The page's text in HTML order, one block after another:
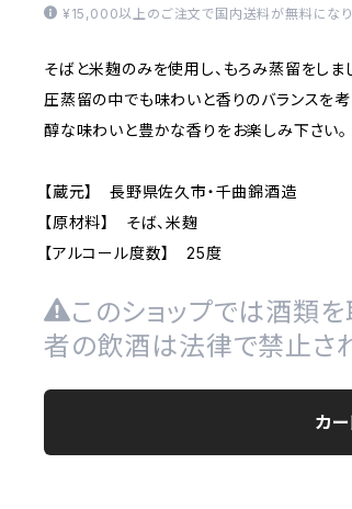
¥15,000以上のご注文で国内送料が無料になり
そばと米麹のみを使用し、もろみ蒸留をし
圧蒸留の中でも味わいと香りのバランスを
醇な味わいと豊かな香りをお楽しみ下さい。
【蔵元】 長野県佐久市・千曲錦酒造
【原材料】 そば、米麹
【アルコール度数】 25度
このショップでは酒類
者の飲酒は法律で禁止さ
カ